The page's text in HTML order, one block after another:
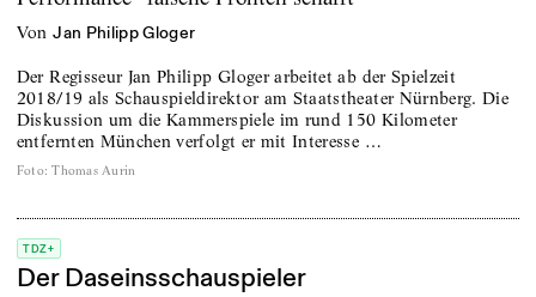
von Jan Philipp Gloger
Der Regisseur Jan Philipp Gloger arbeitet ab der Spielzeit
2018/19 als Schauspieldirektor am Staatstheater Nürnberg. Die
Diskussion um die Kammerspiele im rund 150 Kilometer
entfernten München verfolgt er mit Interesse …
Foto: Thomas Aurin
TDZ+
Der Daseinsschauspieler